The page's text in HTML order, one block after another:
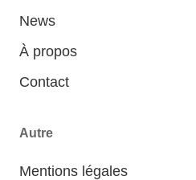
News
À propos
Contact
Autre
Mentions légales